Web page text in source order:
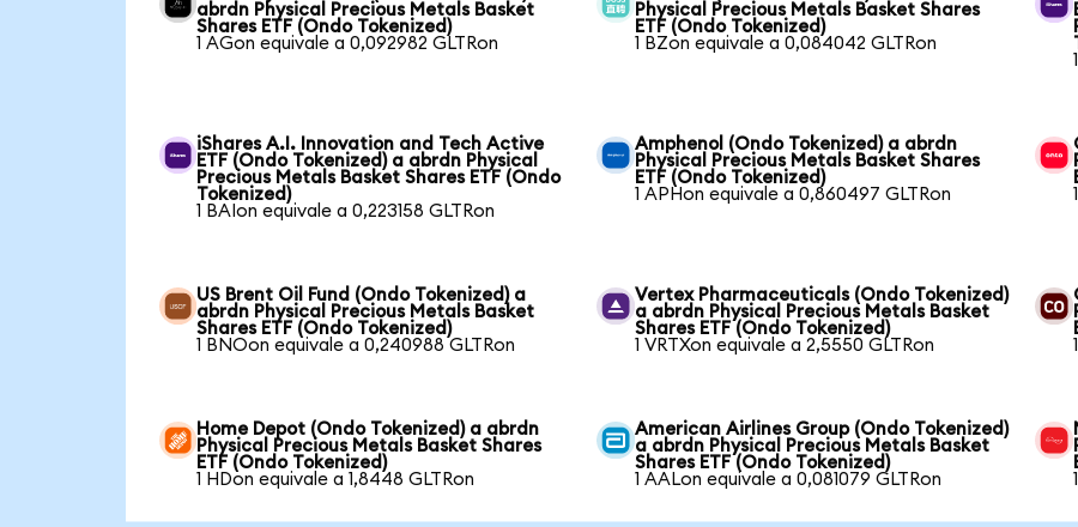
abrdn Physical Precious Metals Basket
Shares ETF (Ondo Tokenized)
1 AGon equivale a 0,092982 GLTRon
Physical Precious Metals Basket Shares
ETF (Ondo Tokenized)
1 BZon equivale a 0,084042 GLTRon
iShares A.I. Innovation and Tech Active
ETF (Ondo Tokenized) a abrdn Physical
Precious Metals Basket Shares ETF (Ondo
Tokenized)
1 BAIon equivale a 0,223158 GLTRon
Amphenol (Ondo Tokenized) a abrdn
Physical Precious Metals Basket Shares
ETF (Ondo Tokenized)
1 APHon equivale a 0,860497 GLTRon
US Brent Oil Fund (Ondo Tokenized) a
abrdn Physical Precious Metals Basket
Shares ETF (Ondo Tokenized)
1 BNOon equivale a 0,240988 GLTRon
Vertex Pharmaceuticals (Ondo Tokenized)
a abrdn Physical Precious Metals Basket
Shares ETF (Ondo Tokenized)
1 VRTXon equivale a 2,5550 GLTRon
Home Depot (Ondo Tokenized) a abrdn
Physical Precious Metals Basket Shares
ETF (Ondo Tokenized)
1 HDon equivale a 1,8448 GLTRon
American Airlines Group (Ondo Tokenized)
a abrdn Physical Precious Metals Basket
Shares ETF (Ondo Tokenized)
1 AALon equivale a 0,081079 GLTRon